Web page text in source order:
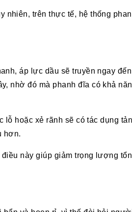
nhiên, trên thực tế, hệ thống
áp lực dầu sẽ truyền ngay
nhờ đó mà phanh đĩa có khả
hoặc xẻ rãnh sẽ có tác dụng
hơn.
này giúp giảm trọng lượng